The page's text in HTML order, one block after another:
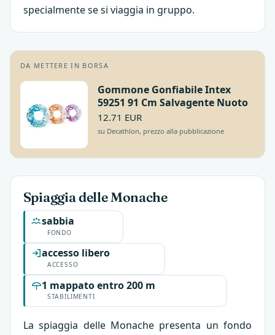
specialmente se si viaggia in gruppo.
DA METTERE IN BORSA
Gommone Gonfiabile Intex
59251 91 Cm Salvagente Nuoto
12.71 EUR
su Decathlon, prezzo alla pubblicazione
Spiaggia delle Monache
FONDO
sabbia
ACCESSO
accesso libero
STABILIMENTI
1 mappato entro 200 m
La spiaggia delle Monache presenta un fondo